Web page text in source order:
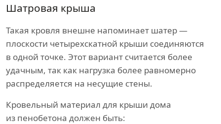
Шатровая крыша
Такая кровля внешне напоминает шатер —
плоскости четырехскатной крыши соединяются
в одной точке. Этот вариант считается более
удачным, так как нагрузка более равномерно
распределяется на несущие стены.
Кровельный материал для крыши дома
из пенобетона должен быть: